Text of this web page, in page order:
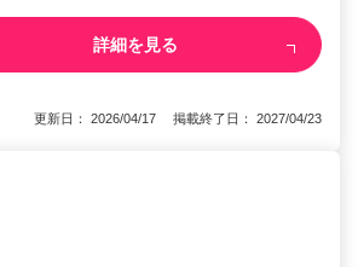
詳細を見る
更新日： 2026/04/17 掲載終了日： 2027/04/23